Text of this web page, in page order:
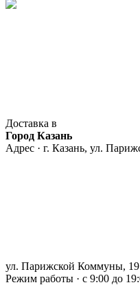
Доставка в
Город Казань
Адрес · г. Казань, ул.
ул. Парижской Коммуны, 19
Режим работы · с 9:00 до